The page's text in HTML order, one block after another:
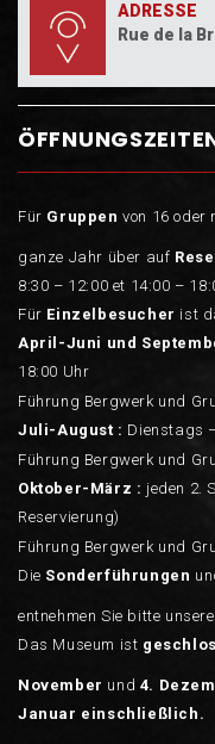
ADRESSE
Rue de la
Für Gruppen von 16 oder
ganze Jahr über auf
8:30 – 12:00 et 14:00 –
Für Einzelbesucher ist
April-Juni und
18:00 Uhr
Führung Bergwerk und
Juli-August : Dienstags
Führung Bergwerk und
Oktober-März : jeden 2.
Reservierung)
Führung Bergwerk und
Die Sonderführungen
entnehmen Sie bitte
Das Museum ist
November und 4.
Januar einschließlich.